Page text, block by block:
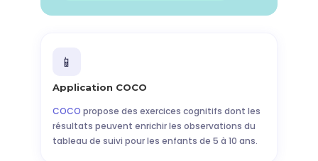
📱
Application COCO
COCO propose des exercices cognitifs dont les
résultats peuvent enrichir les observations du
tableau de suivi pour les enfants de 5 à 10 ans.